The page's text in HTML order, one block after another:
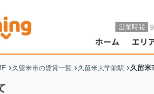
営業時間
ホーム エリ
久留米市の賃貸一覧 久留米大学前駅 久留米